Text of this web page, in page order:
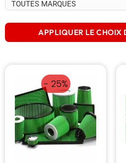
APPLIQUER LE CHOIX
- 25%